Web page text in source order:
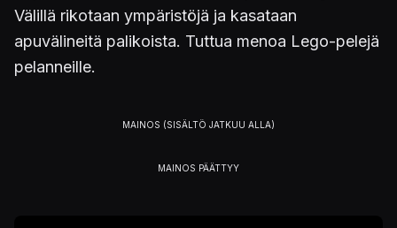
Välillä rikotaan ympäristöjä ja kasataan
apuvälineitä palikoista. Tuttua menoa Lego-pelejä
pelanneille.